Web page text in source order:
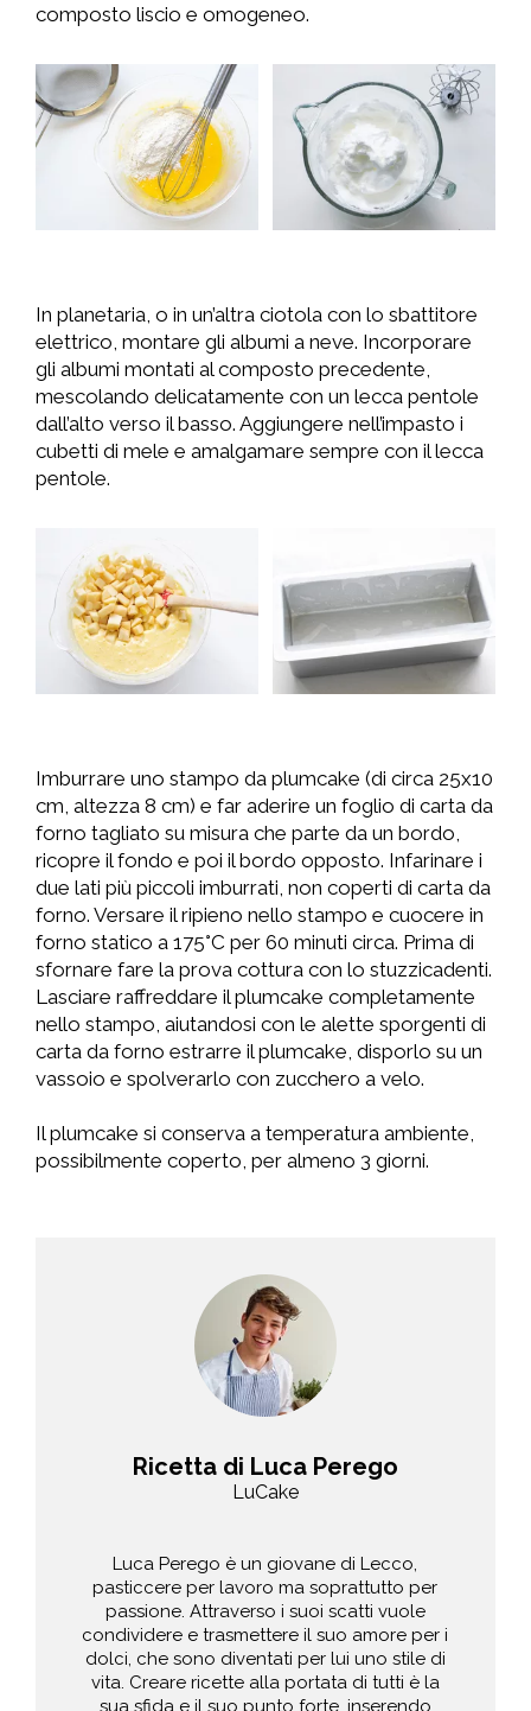
composto liscio e omogeneo.
In planetaria, o in un’altra ciotola con lo sbattitore
elettrico, montare gli albumi a neve. Incorporare
gli albumi montati al composto precedente,
mescolando delicatamente con un lecca pentole
dall’alto verso il basso. Aggiungere nell’impasto i
cubetti di mele e amalgamare sempre con il lecca
pentole.
Imburrare uno stampo da plumcake (di circa 25x10
cm, altezza 8 cm) e far aderire un foglio di carta da
forno tagliato su misura che parte da un bordo,
ricopre il fondo e poi il bordo opposto. Infarinare i
due lati più piccoli imburrati, non coperti di carta da
forno. Versare il ripieno nello stampo e cuocere in
forno statico a 175°C per 60 minuti circa. Prima di
sfornare fare la prova cottura con lo stuzzicadenti.
Lasciare raffreddare il plumcake completamente
nello stampo, aiutandosi con le alette sporgenti di
carta da forno estrarre il plumcake, disporlo su un
vassoio e spolverarlo con zucchero a velo.
Il plumcake si conserva a temperatura ambiente,
possibilmente coperto, per almeno 3 giorni.
Ricetta di Luca Perego
LuCake
Luca Perego è un giovane di Lecco,
pasticcere per lavoro ma soprattutto per
passione. Attraverso i suoi scatti vuole
condividere e trasmettere il suo amore per i
dolci, che sono diventati per lui uno stile di
vita. Creare ricette alla portata di tutti è la
sua sfida e il suo punto forte, inserendo